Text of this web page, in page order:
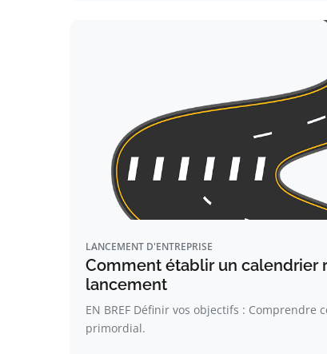
LANCEMENT D'ENTREPRISE
Comment établir un calendrier
lancement
EN BREF Définir vos objectifs : Comprendre
primordial.